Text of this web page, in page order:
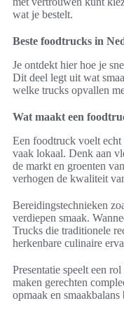
wat je bestelt.
Beste foodtrucks in
Je ontdekt hier hoe je
Dit deel legt uit wat
welke trucks opvallen
Wat maakt een
Een foodtruck voelt echt
vaak lokaal. Denk aan
de markt en groenten
verhogen de kwaliteit
Bereidingstechnieken
verdiepen smaak.
Trucks die traditionele
herkenbare culinaire
Presentatie speelt een
maken gerechten
opmaak en